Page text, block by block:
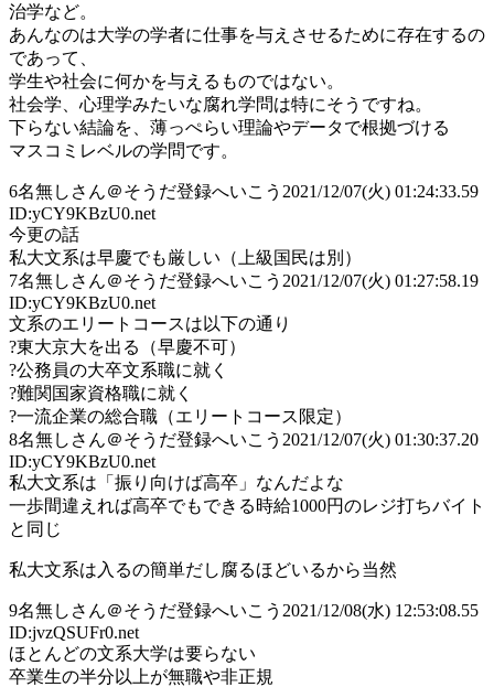
治学など。
あんなのは大学の学者に仕事を与えさせるために存在するの
であって、
学生や社会に何かを与えるものではない。
社会学、心理学みたいな腐れ学問は特にそうですね。
下らない結論を、薄っぺらい理論やデータで根拠づける
マスコミレベルの学問です。
6名無しさん＠そうだ登録へいこう 2021/12/07(火) 01:24:33.59
ID:yCY9KBzU0.net
今更の話
私大文系は早慶でも厳しい（上級国民は別）
7名無しさん＠そうだ登録へいこう 2021/12/07(火) 01:27:58.19
ID:yCY9KBzU0.net
文系のエリートコースは以下の通り
?東大京大を出る（早慶不可）
?公務員の大卒文系職に就く
?難関国家資格職に就く
?一流企業の総合職（エリートコース限定）
8名無しさん＠そうだ登録へいこう 2021/12/07(火) 01:30:37.20
ID:yCY9KBzU0.net
私大文系は「振り向けば高卒」なんだよな
一歩間違えれば高卒でもできる時給1000円のレジ打ちバイト
と同じ
私大文系は入るの簡単だし腐るほどいるから当然
9名無しさん＠そうだ登録へいこう 2021/12/08(水) 12:53:08.55
ID:jvzQSUFr0.net
ほとんどの文系大学は要らない
卒業生の半分以上が無職や非正規